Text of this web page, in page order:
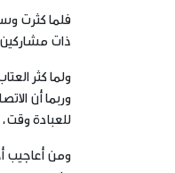
فلما كثرت
ذات
ولما كثر
وربما أن
للعبادة
ومن أعاجيب